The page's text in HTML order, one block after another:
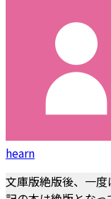
hearn
文庫版絶版後、一